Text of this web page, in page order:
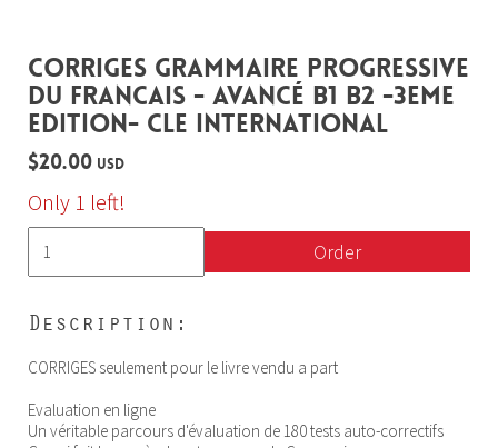
CORRIGES GRAMMAIRE PROGRESSIVE
DU FRANCAIS - AVANCÉ B1 B2 -3EME
EDITION- CLE INTERNATIONAL
$20.00 USD
Only 1 left!
Order
Description:
CORRIGES seulement pour le livre vendu a part
Evaluation en ligne
Un véritable parcours d'évaluation de 180 tests auto-correctifs